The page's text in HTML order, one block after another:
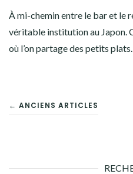
À mi-chemin entre le bar et le
véritable institution au Japon.
où l’on partage des petits
NAVIGATION
← ANCIENS ARTICLES